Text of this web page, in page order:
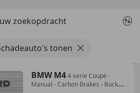
zoekopdracht
tonen
BMW M44-serie Coupé -
Manual - Carbon Brakes - Bucket